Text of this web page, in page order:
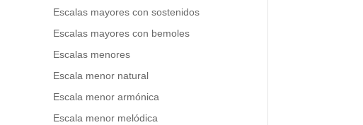
Escalas mayores con sostenidos
Escalas mayores con bemoles
Escalas menores
Escala menor natural
Escala menor armónica
Escala menor melódica